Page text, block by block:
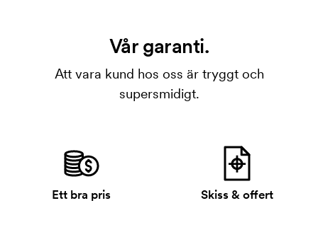
Vår garanti.
Att vara kund hos oss är tryggt och
supersmidigt.
Ett bra pris Skiss & offert